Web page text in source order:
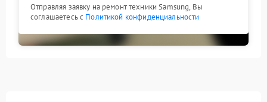
Отправляя заявку на ремонт техники Samsung, Вы
соглашаетесь с Политикой конфиденциальности